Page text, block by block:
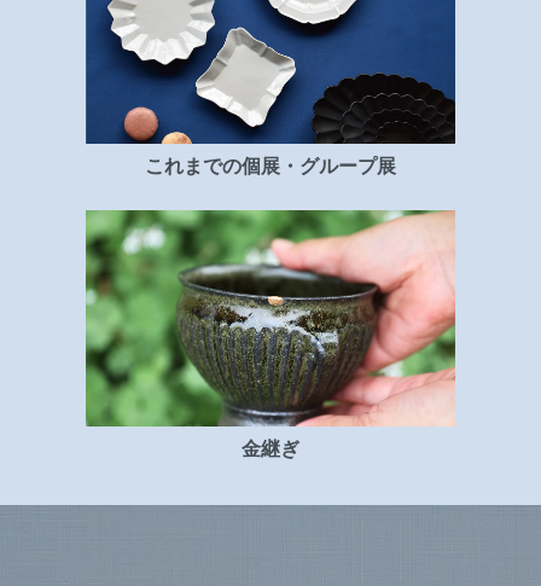
これまでの個展・グループ展
金継ぎ